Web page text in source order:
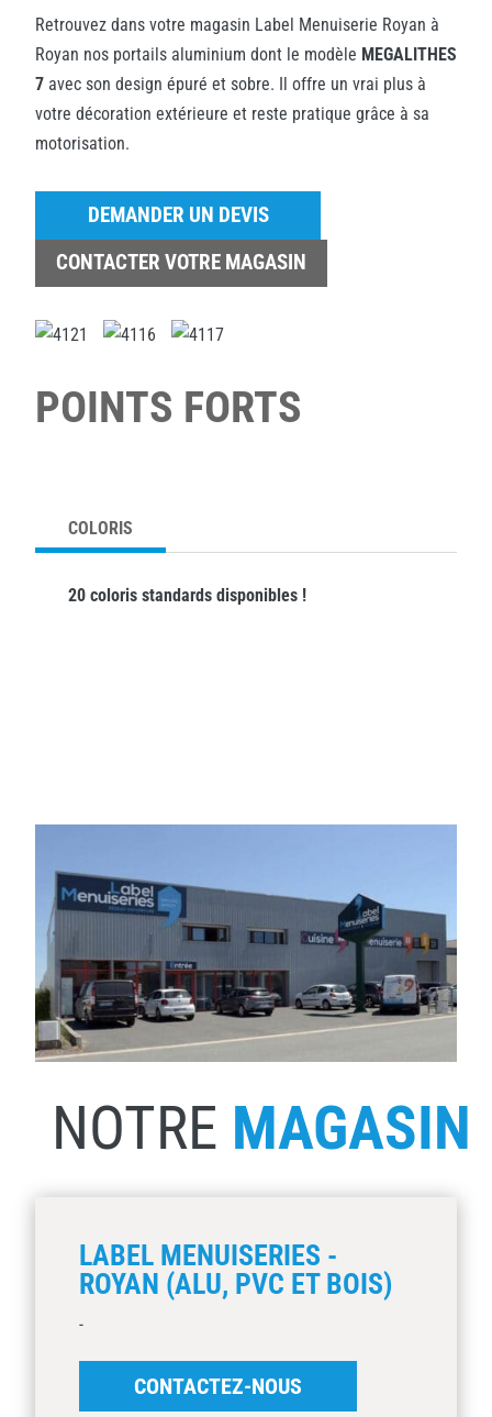
Retrouvez dans votre magasin Label Menuiserie Royan à
Royan nos portails aluminium dont le modèle MEGALITHES
7 avec son design épuré et sobre. Il offre un vrai plus à
votre décoration extérieure et reste pratique grâce à sa
motorisation.
DEMANDER UN DEVIS
CONTACTER VOTRE MAGASIN
POINTS FORTS
COLORIS
20 coloris standards disponibles !
NOTRE MAGASIN
LABEL MENUISERIES -
ROYAN (ALU, PVC ET BOIS)
-
CONTACTEZ-NOUS